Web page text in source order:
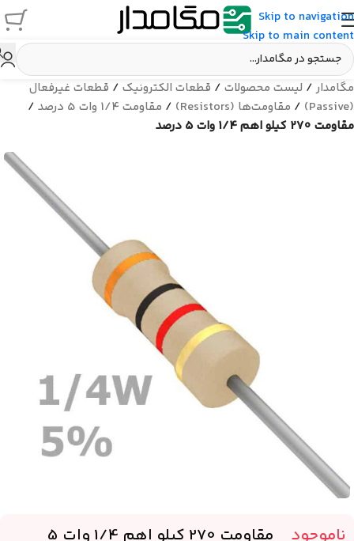
Skip to navigation
Skip to main content
مگامدار/ لیست محصولات / قطعات الکترونیک / قطعات غیرفعال
(Passive)
/ مقاومت‌ها (Resistors) / مقاومت 1/4 وات 5 درصد
/
مقاومت 270 کیلو اهم 1/4 وات 5 درصد
ناموجود مقاومت 270 کیلو اهم 1/4 وات 5